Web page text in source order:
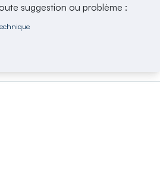
suggestion ou problème :